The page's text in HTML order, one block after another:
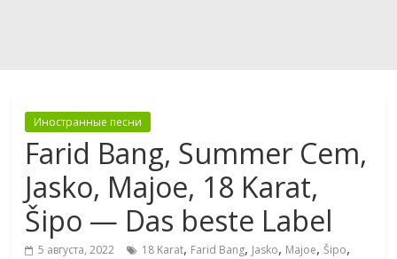
Иностранные песни
Farid Bang, Summer Cem,
Jasko, Majoe, 18 Karat,
Šipo — Das beste Label
5 августа, 2022 18 Karat, Farid Bang, Jasko, Majoe,Šipo,